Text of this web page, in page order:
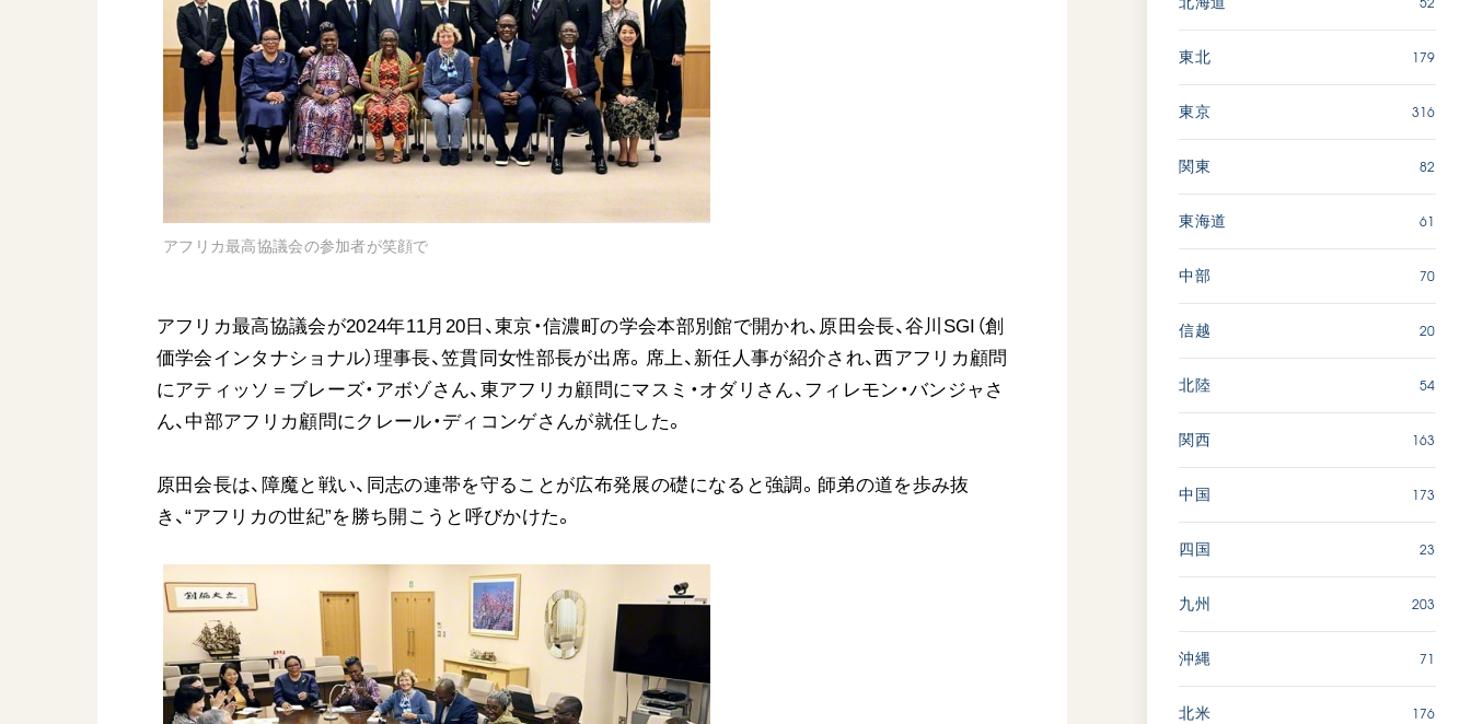
第3代会長・池田大作先生
世界の創価学会
各国ウェブサイト
基本情報
会員サポート
座談会御書ｅ講義
小説『新・人間革命』『人間革命』
御書検索［新版］
＜関連リンク＞
創価学会総本部
墓地公園・納骨堂
SGIピースサイト
ご意見
ご利用にあたって
文化 音楽
「ペンタトニック・ファン
ファーレ」 関西吹奏楽団
2026.07.17
アフリカ最高協議会の参加者が笑顔で
アフリカ最高協議会が2024年11月20日、東京・信濃町の学会本部別館で開かれ、原田会長、谷川SGI（創
価学会インタナショナル）理事長、笠貫同女性部長が出席。席上、新任人事が紹介され、西アフリカ顧問
にアティッソ＝ブレーズ・アボゾさん、東アフリカ顧問にマスミ・オダリさん、フィレモン・バンジャさ
ん、中部アフリカ顧問にクレール・ディコンゲさんが就任した。
原田会長は、障魔と戦い、同志の連帯を守ることが広布発展の礎になると強調。師弟の道を歩み抜
き、“アフリカの世紀”を勝ち開こうと呼びかけた。
東北 179
東京 316
関東 82
東海道 61
中部 70
信越 20
北陸 54
関西 163
中国 173
四国 23
九州 203
沖縄 71
北米 176